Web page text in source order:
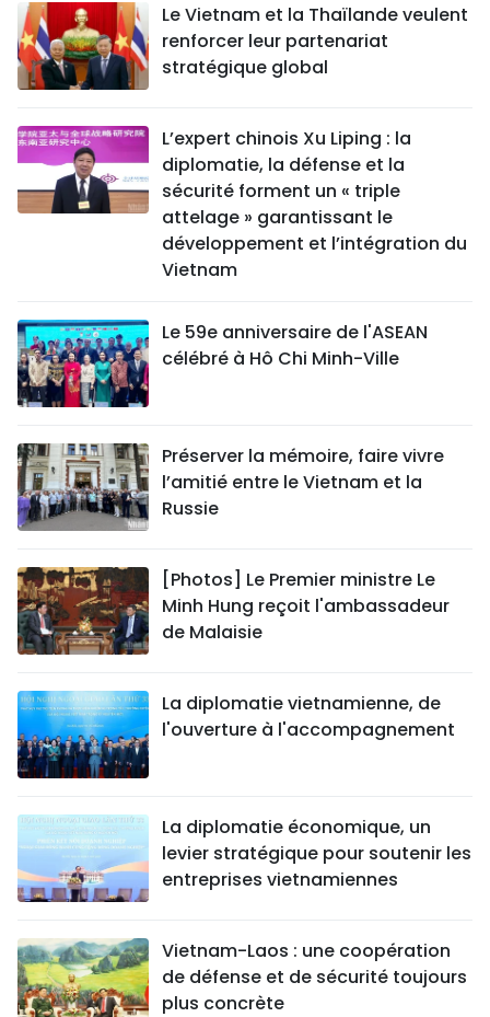
Le Vietnam et la Thaïlande veulent
renforcer leur partenariat
stratégique global
L’expert chinois Xu Liping : la
diplomatie, la défense et la
sécurité forment un « triple
attelage » garantissant le
développement et l’intégration du
Vietnam
Le 59e anniversaire de l'ASEAN
célébré à Hô Chi Minh-Ville
Préserver la mémoire, faire vivre
l’amitié entre le Vietnam et la
Russie
[Photos] Le Premier ministre Le
Minh Hung reçoit l'ambassadeur
de Malaisie
La diplomatie vietnamienne, de
l'ouverture à l'accompagnement
La diplomatie économique, un
levier stratégique pour soutenir les
entreprises vietnamiennes
Vietnam-Laos : une coopération
de défense et de sécurité toujours
plus concrète